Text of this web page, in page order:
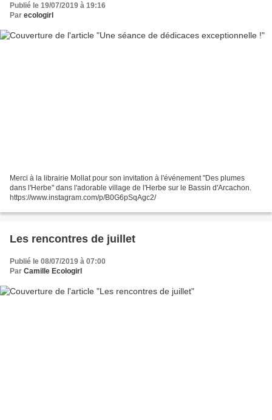
Publié le 19/07/2019 à 19:16
Par ecologirl
Merci à la librairie Mollat pour son invitation à l'événement "Des plumes
dans l'Herbe" dans l'adorable village de l'Herbe sur le Bassin d'Arcachon.
https://www.instagram.com/p/B0G6pSqAgc2/
Les rencontres de juillet
Publié le 08/07/2019 à 07:00
Par Camille Ecologirl